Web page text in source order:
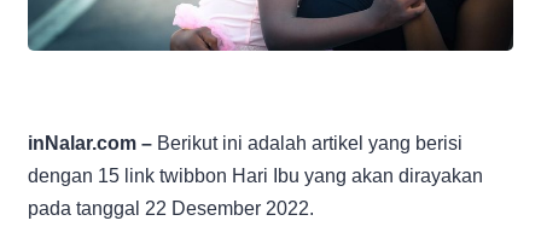
inNalar.com – Berikut ini adalah artikel yang berisi
dengan 15 link twibbon Hari Ibu yang akan dirayakan
pada tanggal 22 Desember 2022.